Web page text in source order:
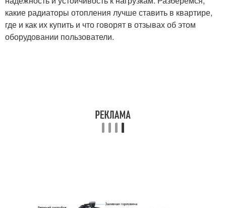
какие радиаторы отопления лучше ставить в квартире,
где и как их купить и что говорят в отзывах об этом
оборудовании пользователи.